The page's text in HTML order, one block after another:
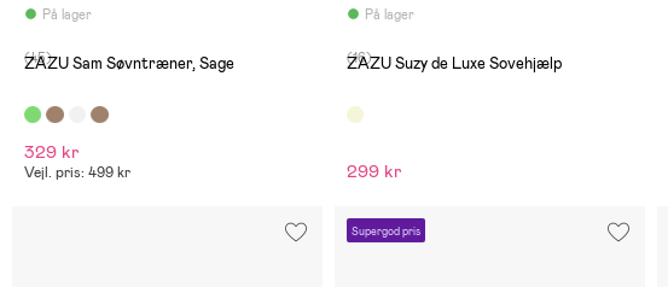
På lager
(45)
ZAZU Sam Søvntræner, Sage
329 kr
Vejl. pris: 499 kr
På lager
(16)
ZAZU Suzy de Luxe Sovehjælp
299 kr
Supergod pris